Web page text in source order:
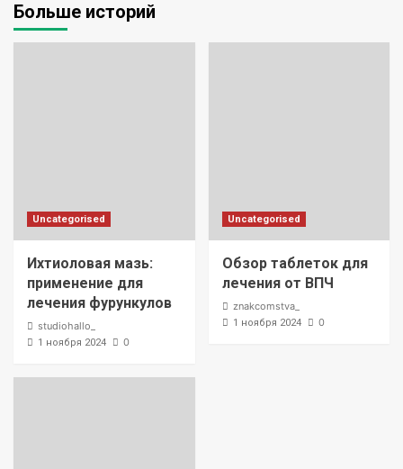
Больше историй
Uncategorised
Ихтиоловая мазь:
применение для
лечения фурункулов
studiohallo_
1 ноября 2024 0
Uncategorised
Обзор таблеток для
лечения от ВПЧ
znakcomstva_
1 ноября 2024 0